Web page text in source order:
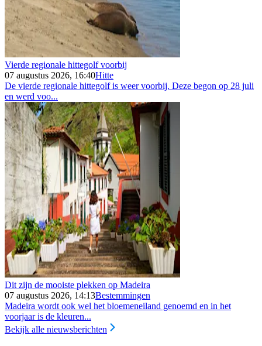
Vierde regionale hittegolf voorbij
07 augustus 2026, 16:40Hitte
De vierde regionale hittegolf is weer voorbij. Deze begon op 28 juli
en werd voo...
Dit zijn de mooiste plekken op Madeira
07 augustus 2026, 14:13Bestemmingen
Madeira wordt ook wel het bloemeneiland genoemd en in het
voorjaar is de kleuren...
Bekijk alle nieuwsberichten